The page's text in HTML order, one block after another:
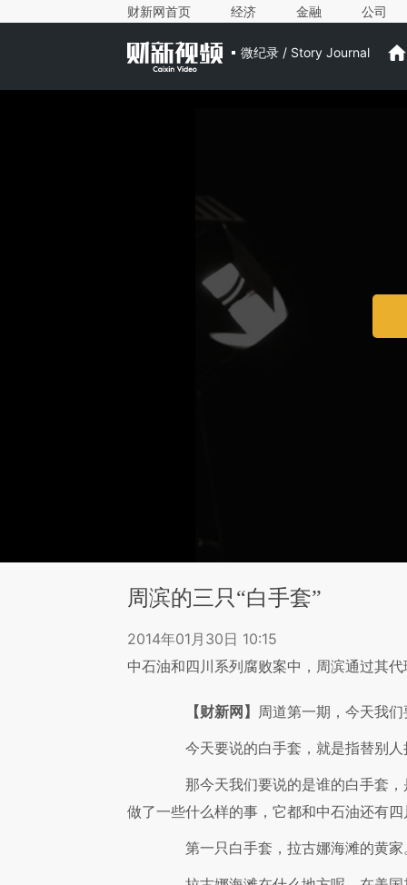
财新网首页 经济 金融 公司
微纪录 / Story Journal
周滨的三只“白手套”
2014年01月30日 10:15
中石油和四川系列腐败案中，周滨通过其
【财新网】 周道第一期，今天我
今天要说的白手套，就是指替别人
那今天我们要说的是谁的白手套，
做了一些什么样的事，它都和中石油还有
第一只白手套，拉古娜海滩的黄家